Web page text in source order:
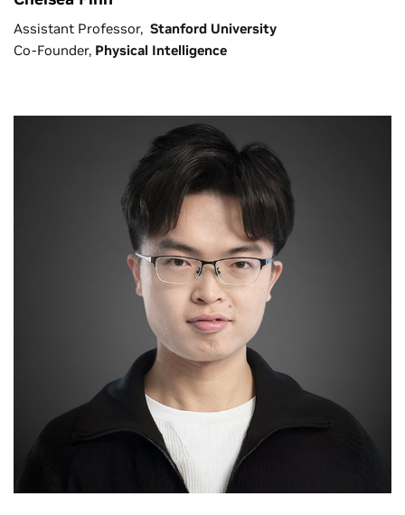
Assistant Professor, Stanford University
Co-Founder, Physical Intelligence